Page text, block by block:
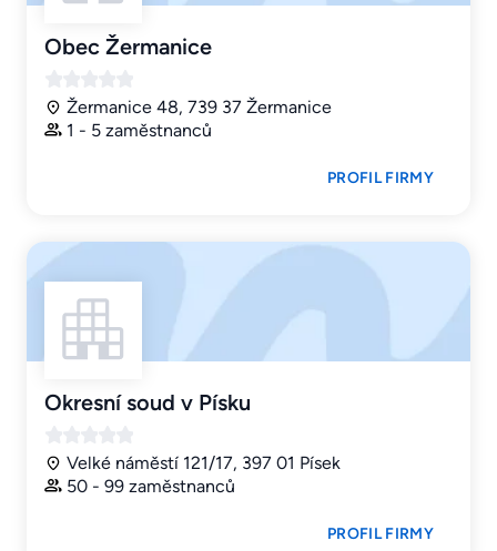
Obec Žermanice
Žermanice 48, 739 37 Žermanice
1 - 5 zaměstnanců
PROFIL FIRMY
Okresní soud v Písku
Velké náměstí 121/17, 397 01 Písek
50 - 99 zaměstnanců
PROFIL FIRMY